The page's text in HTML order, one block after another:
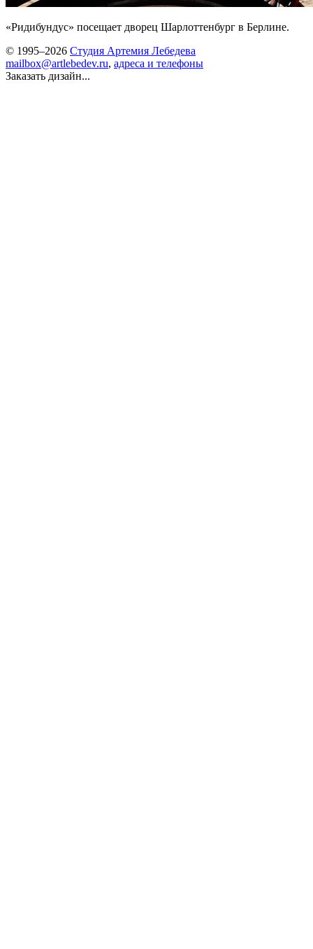
«Ридибундус» посещает дворец Шарлоттенбург в Берлине.
© 1995–2026 Студия Артемия Лебедева
mailbox@artlebedev.ru, адреса и телефоны
Заказать дизайн...